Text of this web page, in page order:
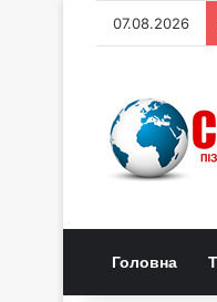
07.08.2026
Головна